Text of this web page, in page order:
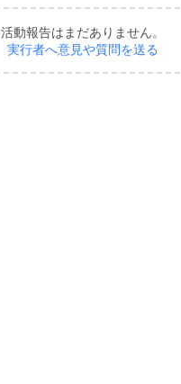
活動報告はまだありません。
実行者へ意見や質問を送る